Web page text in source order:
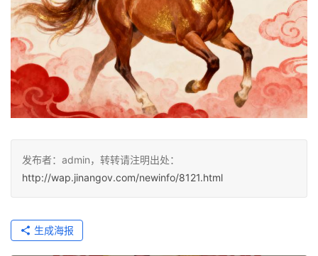
发布者：admin，转转请注明出处：
http://wap.jinangov.com/newinfo/8121.html
生成海报